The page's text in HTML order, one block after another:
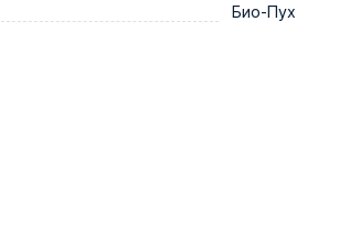
Био-Пух